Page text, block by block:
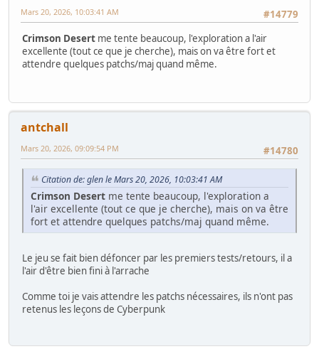
#14779
Mars 20, 2026, 10:03:41 AM
Crimson Desert me tente beaucoup, l'exploration a l'air
excellente (tout ce que je cherche), mais on va être fort et
attendre quelques patchs/maj quand même.
antchall
#14780
Mars 20, 2026, 09:09:54 PM
Citation de: glen le Mars 20, 2026, 10:03:41 AM
Crimson Desert me tente beaucoup, l'exploration a
l'air excellente (tout ce que je cherche), mais on va être
fort et attendre quelques patchs/maj quand même.
Le jeu se fait bien défoncer par les premiers tests/retours, il a
l'air d'être bien fini à l'arrache
Comme toi je vais attendre les patchs nécessaires, ils n'ont pas
retenus les leçons de Cyberpunk